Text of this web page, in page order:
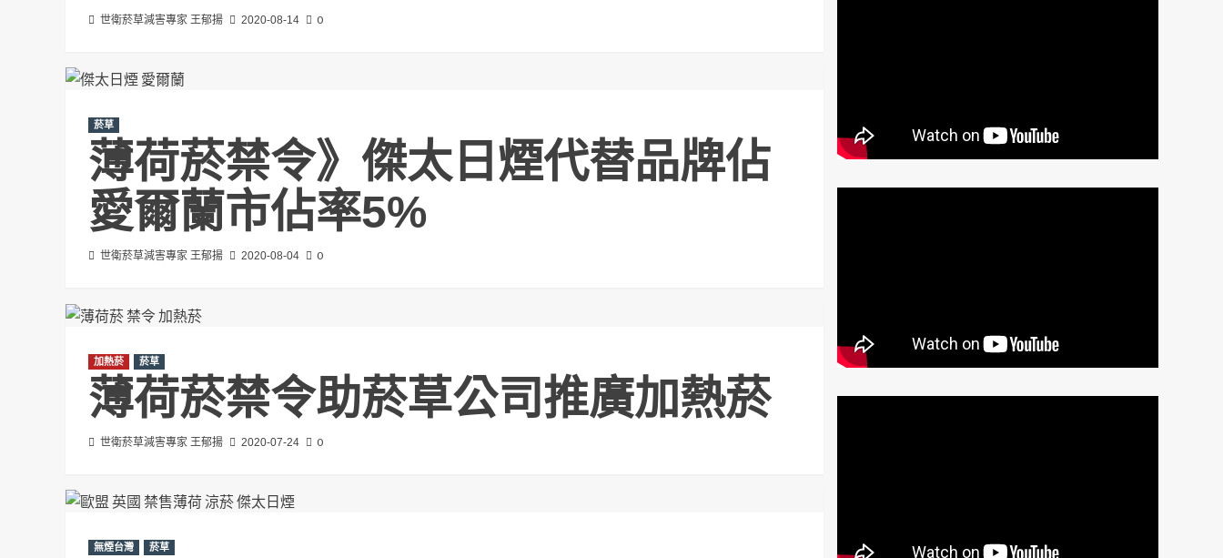
世衛菸草減害專家 王郁揚 2020-08-14 0
菸草
薄荷菸禁令》傑太日煙代替品牌佔
愛爾蘭市佔率5%
世衛菸草減害專家 王郁揚 2020-08-04 0
加熱菸 菸草
薄荷菸禁令助菸草公司推廣加熱菸
世衛菸草減害專家 王郁揚 2020-07-24 0
無煙台灣 菸草